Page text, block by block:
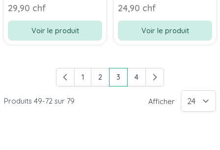
Cadeau Naissance
29,90 chf
Voir le produit
prénom enfant
24,90 chf
Voir le produit
Produits 49-72 sur 79
Page
1 Page
2 Vous lisez actuellement la
3 Page
4
Afficher